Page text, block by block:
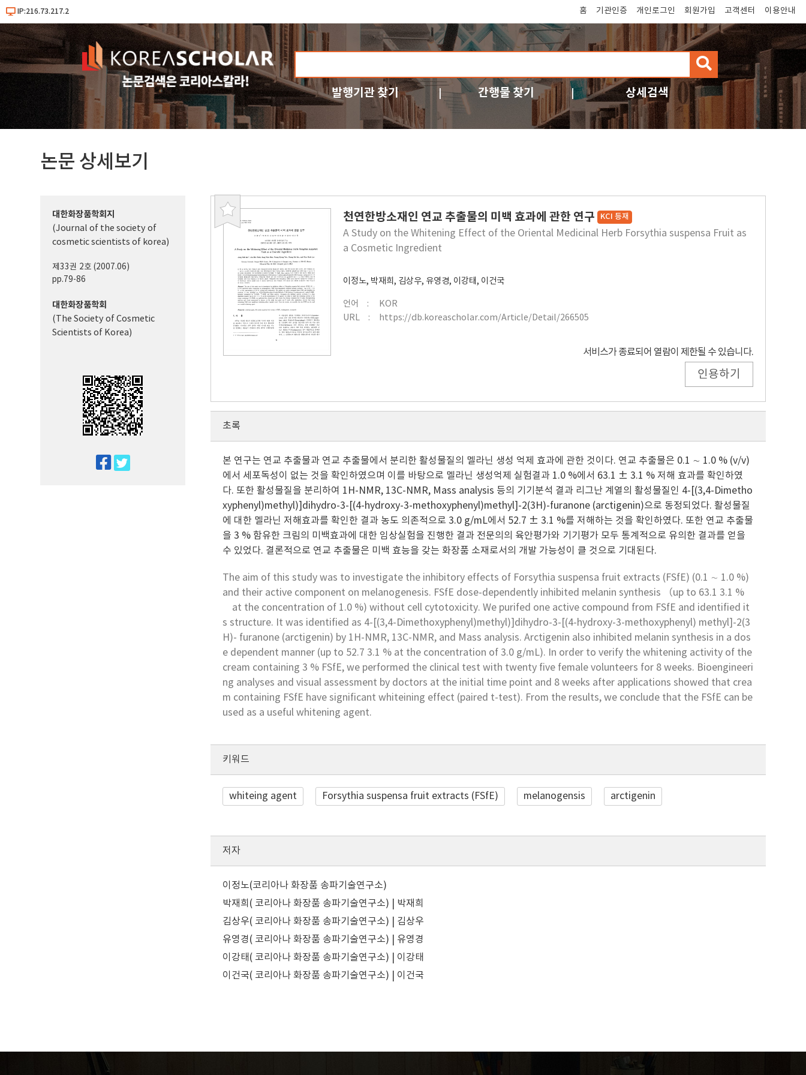
IP:216.73.217.2 홈 기관인증 개인로그인 회원가입 고객센터 이용안내
검
색
발행기관 찾기 간행물 찾기 상세검색
논문 상세보기
북
천연한방소재인 연교 추출물의 미백 효과에 관한 연구 KCI 등재
A Study on the Whitening Effect of the Oriental Medicinal Herb Forsythia suspensa Fruit as
a Cosmetic Ingredient
이정노, 박재희, 김상우, 유영경, 이강태, 이건국
언어
KOR
URL
https://db.koreascholar.com/Article/Detail/266505
서비스가 종료되어 열람이 제한될 수 있습니다.
인용하기
대한화장품학회지
(Journal of the society of
cosmetic scientists of korea)
제33권 2호 (2007.06)
pp.79-86
대한화장품학회
(The Society of Cosmetic
Scientists of Korea)
초록
본 연구는 연교 추출물과 연교 추출물에서 분리한 활성물질의 멜라닌 생성 억제 효과에 관한 것이다. 연교 추출물은 0.1 ∼ 1.0 % (v/v)
에서 세포독성이 없는 것을 확인하였으며 이를 바탕으로 멜라닌 생성억제 실험결과 1.0 %에서 63.1 ± 3.1 % 저해 효과를 확인하였
다. 또한 활성물질을 분리하여 1H-NMR, 13C-NMR, Mass analysis 등의 기기분석 결과 리그난 계열의 활성물질인 4-[(3,4-Dimetho
xyphenyl)methyl)]dihydro-3-[(4-hydroxy-3-methoxyphenyl)methyl]-2(3H)-furanone (arctigenin)으로 동정되었다. 활성물질
에 대한 멜라닌 저해효과를 확인한 결과 농도 의존적으로 3.0 g/mL에서 52.7 ± 3.1 %를 저해하는 것을 확인하였다. 또한 연교 추출물
을 3 % 함유한 크림의 미백효과에 대한 임상실험을 진행한 결과 전문의의 육안평가와 기기평가 모두 통계적으로 유의한 결과를 얻을
수 있었다. 결론적으로 연교 추출물은 미백 효능을 갖는 화장품 소재로서의 개발 가능성이 클 것으로 기대된다.
The aim of this study was to investigate the inhibitory effects of Forsythia suspensa fruit extracts (FSfE) (0.1 ∼ 1.0 %)
and their active component on melanogenesis. FSfE dose-dependently inhibited melanin synthesis （up to 63.1 3.1 %
at the concentration of 1.0 %) without cell cytotoxicity. We purifed one active compound from FSfE and identified it
s structure. It was identified as 4-[(3,4-Dimethoxyphenyl)methyl)]dihydro-3-[(4-hydroxy-3-methoxyphenyl) methyl]-2(3
H)- furanone (arctigenin) by 1H-NMR, 13C-NMR, and Mass analysis. Arctigenin also inhibited melanin synthesis in a dos
e dependent manner (up to 52.7 3.1 % at the concentration of 3.0 g/mL). In order to verify the whitening activity of the
cream containing 3 % FSfE, we performed the clinical test with twenty five female volunteers for 8 weeks. Bioengineeri
ng analyses and visual assessment by doctors at the initial time point and 8 weeks after applications showed that crea
m containing FSfE have significant whiteining effect (paired t-test). From the results, we conclude that the FSfE can be
used as a useful whitening agent.
키워드
whiteing agent Forsythia suspensa fruit extracts (FSfE) melanogensis arctigenin
저자
이정노(코리아나 화장품 송파기술연구소)
박재희( 코리아나 화장품 송파기술연구소) | 박재희
김상우( 코리아나 화장품 송파기술연구소) | 김상우
유영경( 코리아나 화장품 송파기술연구소) | 유영경
이강태( 코리아나 화장품 송파기술연구소) | 이강태
이건국( 코리아나 화장품 송파기술연구소) | 이건국